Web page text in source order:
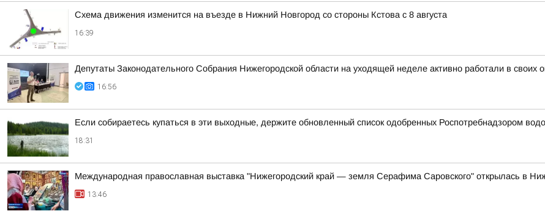
Схема движения изменится на въезде в Нижний Новгород со стороны Кстова с 8 августа
16:39
Депутаты Законодательного Собрания Нижегородской области на уходящей неделе активно работали в своих
16:56
Если собираетесь купаться в эти выходные, держите обновленный список одобренных Роспотребнадзором
18:31
Международная православная выставка "Нижегородский край — земля Серафима Саровского" открылась в
13:46